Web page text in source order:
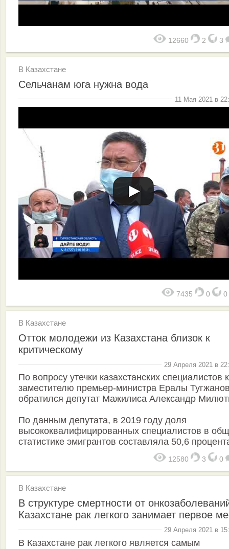
12660 2 3
В Казахстане
Сельчанам юга нужна вода
11 Мая 2021 в
7435 0 0
В Казахстане
Отток молодежи из Казахстана близок к
критическому
29 Апреля 2021 в
По вопросу утечки казахстанских специалистов к
заместителю премьер-министра Ералы
обратился депутат Мажилиса Александр
По данным депутата, в 2019 году доля
высококвалифицированных специалистов в
статистике эмигрантов составляла 50,6
12580 3 0
В Казахстане
В структуре смертности от
Казахстане рак легкого занимает первое
29 Апреля 2021 в
В Казахстане рак легкого является самым